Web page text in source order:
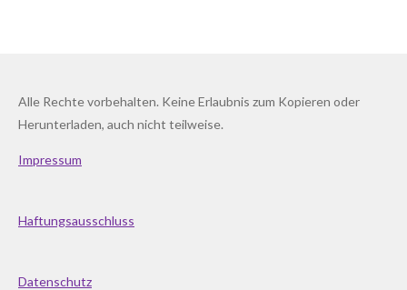
Alle Rechte vorbehalten. Keine Erlaubnis zum Kopieren oder
Herunterladen, auch nicht teilweise.
Impressum
Haftungsausschluss
Datenschutz